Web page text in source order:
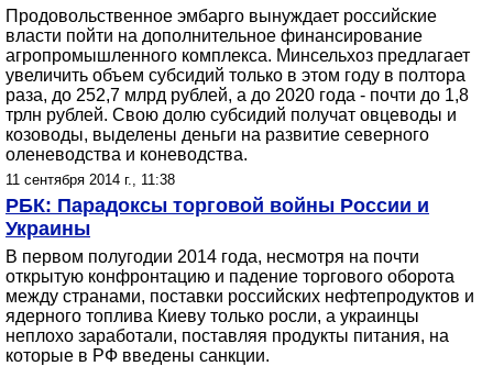
Продовольственное эмбарго вынуждает российские
власти пойти на дополнительное финансирование
агропромышленного комплекса. Минсельхоз предлагает
увеличить объем субсидий только в этом году в полтора
раза, до 252,7 млрд рублей, а до 2020 года - почти до 1,8
трлн рублей. Свою долю субсидий получат овцеводы и
козоводы, выделены деньги на развитие северного
оленеводства и коневодства.
11 сентября 2014 г., 11:38
РБК: Парадоксы торговой войны России и
Украины
В первом полугодии 2014 года, несмотря на почти
открытую конфронтацию и падение торгового оборота
между странами, поставки российских нефтепродуктов и
ядерного топлива Киеву только росли, а украинцы
неплохо заработали, поставляя продукты питания, на
которые в РФ введены санкции.